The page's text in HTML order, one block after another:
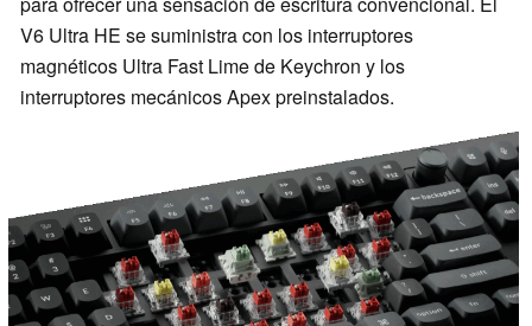
V6 Ultra HE se suministra con los interruptores
magnéticos Ultra Fast Lime de Keychron y los
interruptores mecánicos Apex preinstalados.